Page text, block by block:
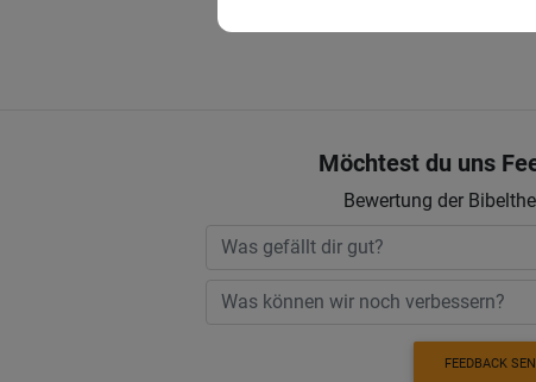
Möchtest du uns
Bewertung der
FEEDBACK